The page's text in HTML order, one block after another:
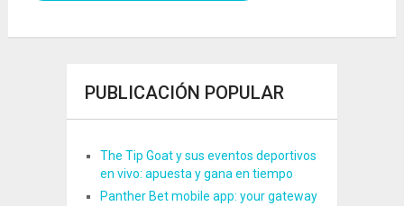
PUBLICACIÓN POPULAR
The Tip Goat y sus eventos deportivos
en vivo: apuesta y gana en tiempo
Panther Bet mobile app: your gateway